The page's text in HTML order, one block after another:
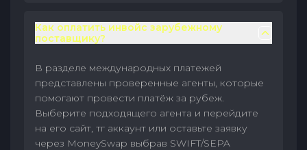
Как оплатить инвойс зарубежному
поставщику?
В разделе международных платежей
представлены проверенные агенты, которые
помогают провести платёж за рубеж.
Выберите подходящего агента и перейдите
на его сайт, тг аккаунт или оставьте заявку
через MoneySwap выбрав SWIFT/SEPA